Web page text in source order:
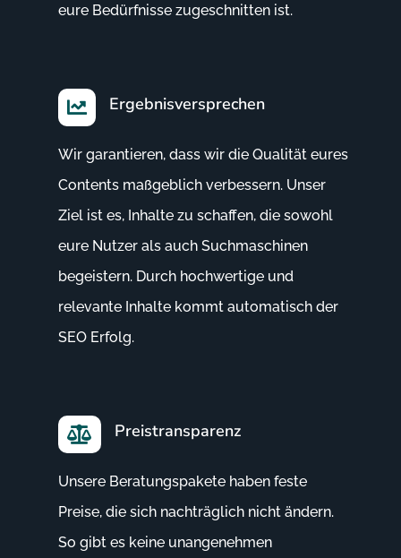
eure Bedürfnisse zugeschnitten ist.
 Ergebnisversprechen
Wir garantieren, dass wir die Qualität eures
Contents maßgeblich verbessern. Unser
Ziel ist es, Inhalte zu schaffen, die sowohl
eure Nutzer als auch Suchmaschinen
begeistern. Durch hochwertige und
relevante Inhalte kommt automatisch der
SEO Erfolg.
 Preistransparenz
Unsere Beratungspakete haben feste
Preise, die sich nachträglich nicht ändern.
So gibt es keine unangenehmen